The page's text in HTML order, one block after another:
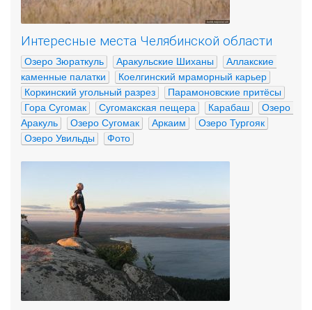
Интересные места Челябинской области
Озеро Зюраткуль Аракульские Шиханы
Аллакские
каменные палатки
Коелгинский мраморный карьер
Коркинский угольный разрез
Парамоновские притёсы
Гора Сугомак
Сугомакская пещера Карабаш
Озеро
Аракуль
Озеро Сугомак Аркаим
Озеро Тургояк
Озеро Увильды
Фото